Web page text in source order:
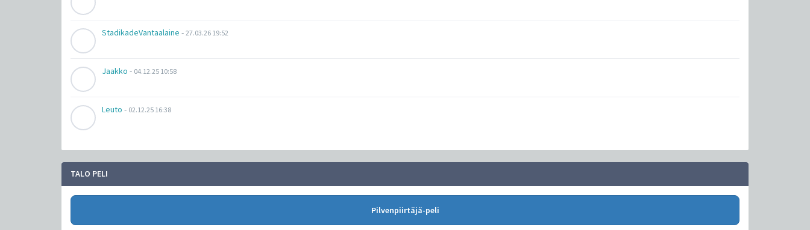
StadikadeVantaalaine - 27.03.26 19:52
Jaakko - 04.12.25 10:58
Leuto - 02.12.25 16:38
TALO PELI
Pilvenpiirtäjä-peli